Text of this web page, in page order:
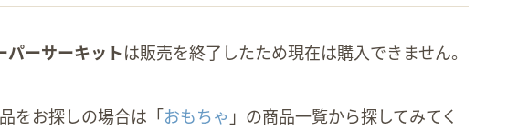
パーサーキットは販売を終了したため現在は購入できません。
をお探しの場合は「おもちゃ 」の商品一覧から探してみてく